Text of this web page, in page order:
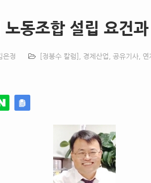
노동조합 설립 요건
은정 [정봉수 칼럼] 경제산업 공유기사 연